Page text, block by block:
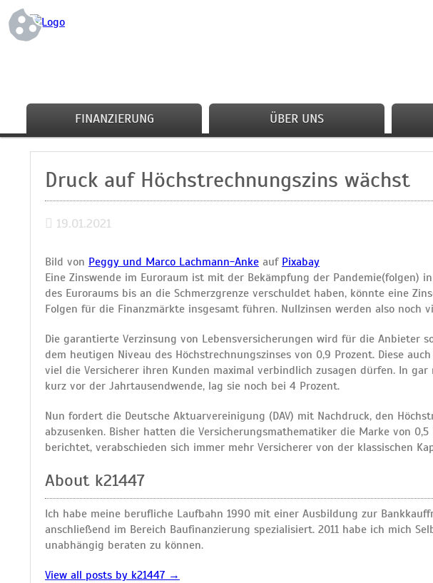
FINANZIERUNG ÜBER UNS
Druck auf Höchstrechnungszins wächst
19.01.2021
Bild von Peggy und Marco Lachmann-Anke auf Pixabay
Eine Zinswende im Euroraum ist mit der Bekämpfung der Pandemie(folgen)
des Euroraums bis an die Schmerzgrenze verschuldet haben, könnte eine
Folgen für die Finanzmärkte insgesamt führen. Nullzinsen werden also noch
Die garantierte Verzinsung von Lebensversicherungen wird für die Anbieter
dem heutigen Niveau des Höchstrechnungszinses von 0,9 Prozent. Diese
viel die Versicherer ihren Kunden maximal verbindlich zusagen dürfen. In
kurz vor der Jahrtausendwende, lag sie noch bei 4 Prozent.
Nun fordert die Deutsche Aktuarvereinigung (DAV) mit Nachdruck, den
abzusenken. Bisher hatten die Versicherungsmathematiker die Marke von
berichtet, verabschieden sich immer mehr Versicherer von der klassischen
About k21447
Ich habe meine berufliche Laufbahn 1990 mit einer Ausbildung zur
anschließend im Bereich Baufinanzierung spezialisiert. 2011 habe ich mich
unabhängig beraten zu können.
View all posts by k21447 →